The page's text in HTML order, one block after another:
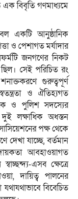
এক বিবৃতি গণমাধ্যমে
একটি আনুষ্ঠানিক
ও পেশাগত মর্যাদার
জনগণের নিকট
ছিল। সেই পরিচিত রং
গুরুত্বপূর্ণ
ও ঐতিহ্যগত
ও পুলিশ সদস্যের
লক্ষাধিক অধস্তন
পক্ষ থেকে
দেখা যাচ্ছে, বর্তমান
আবহাওয়াগত
এসব ক্ষেত্রে
দায়িত্ব পালনের
বিবেচিত